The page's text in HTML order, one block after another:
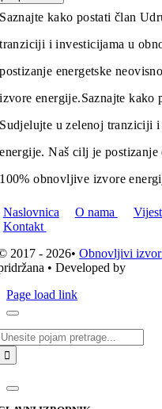
Saznajte kako postati član
tranziciji i investicijama u
postizanje energetske
izvore energije.Saznajte kako
Sudjelujte u zelenoj tranziciji
energije. Naš cilj je
100% obnovljive izvore
Naslovnica O nama
Kontakt
2017 - 2026•Obnovljivi
• Developed by
Page load link